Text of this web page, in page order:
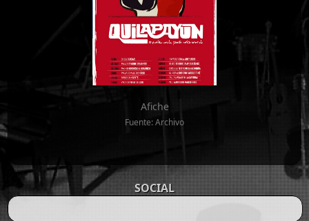
Afiche
Fuente: Archivo
SOCIAL